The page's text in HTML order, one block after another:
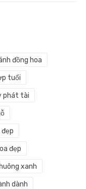
đồng hoa
tuổi
phát tài
đẹp
xanh
dành